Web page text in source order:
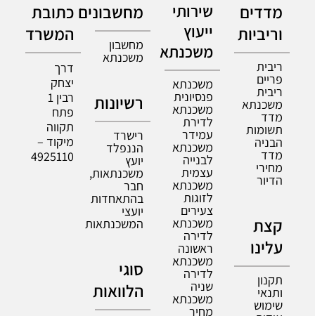
מדדים
וריביות
ריבית
פריים
ריבית
משכנתא
מדד
תשומות
הבניה
מדד
מחירי
הדיור
קצת
עלינו
תקנון
ותנאי
שימוש
שירותי
ייעוץ
משכנתא
משכנתא
פנסיונית
משכנתא
לדירת
עמידר
משכנתא
לבנייה
עצמית
משכנתא
לזוגות
צעירים
משכנתא
לדירה
ראשונה
משכנתא
לדירה
שניה
משכנתא
מחיר
מחשבונים
מחשבון
משכנתא
רשיונות
רישרד
הננפלד
יועץ
משכנתאות,
חבר
בהתאחדות
יועצי
המשכנתאות
סוגי
הלוואות
כתובת
המשרד
דרך
יצחק
רבין 1
פתח
תקווה
מיקוד –
4925110